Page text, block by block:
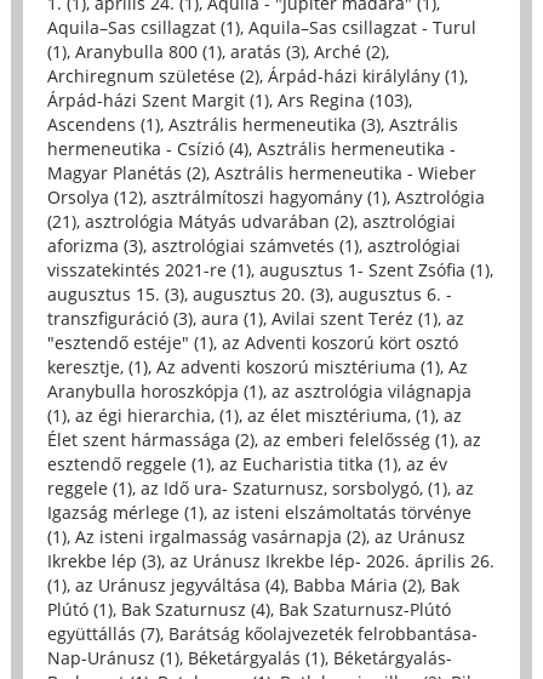
Aquila–Sas csillagzat (1), Aquila–Sas csillagzat - Turul
(1), Aranybulla 800 (1), aratás (3), Arché (2),
Archiregnum születése (2), Árpád-házi királylány (1),
Árpád-házi Szent Margit (1), Ars Regina (103),
Ascendens (1), Asztrális hermeneutika (3), Asztrális
hermeneutika - Csízió (4), Asztrális hermeneutika -
Magyar Planétás (2), Asztrális hermeneutika - Wieber
Orsolya (12), asztrálmítoszi hagyomány (1), Asztrológia
(21), asztrológia Mátyás udvarában (2), asztrológiai
aforizma (3), asztrológiai számvetés (1), asztrológiai
visszatekintés 2021-re (1), augusztus 1- Szent Zsófia (1),
augusztus 15. (3), augusztus 20. (3), augusztus 6. -
transzfiguráció (3), aura (1), Avilai szent Teréz (1), az
"esztendő estéje" (1), az Adventi koszorú kört osztó
keresztje, (1), Az adventi koszorú misztériuma (1), Az
Aranybulla horoszkópja (1), az asztrológia világnapja
(1), az égi hierarchia, (1), az élet misztériuma, (1), az
Élet szent hármassága (2), az emberi felelősség (1), az
esztendő reggele (1), az Eucharistia titka (1), az év
reggele (1), az Idő ura- Szaturnusz, sorsbolygó, (1), az
Igazság mérlege (1), az isteni elszámoltatás törvénye
(1), Az isteni irgalmasság vasárnapja (2), az Uránusz
Ikrekbe lép (3), az Uránusz Ikrekbe lép- 2026. április 26.
(1), az Uránusz jegyváltása (4), Babba Mária (2), Bak
Plútó (1), Bak Szaturnusz (4), Bak Szaturnusz-Plútó
együttállás (7), Barátság kőolajvezeték felrobbantása-
Nap-Uránusz (1), Béketárgyalás (1), Béketárgyalás-